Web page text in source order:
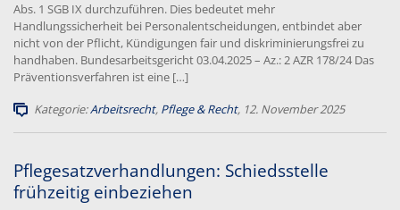
Abs. 1 SGB IX durchzuführen. Dies bedeutet mehr
Handlungssicherheit bei Personalentscheidungen, entbindet aber
nicht von der Pflicht, Kündigungen fair und diskriminierungsfrei zu
handhaben. Bundesarbeitsgericht 03.04.2025 – Az.: 2 AZR 178/24 Das
Präventionsverfahren ist eine […]
Kategorie:Arbeitsrecht, Pflege & Recht, 12. November 2025
Pflegesatzverhandlungen: Schiedsstelle
frühzeitig einbeziehen